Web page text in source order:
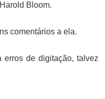
Bloom.
comentários a ela.
de digitação, talvez